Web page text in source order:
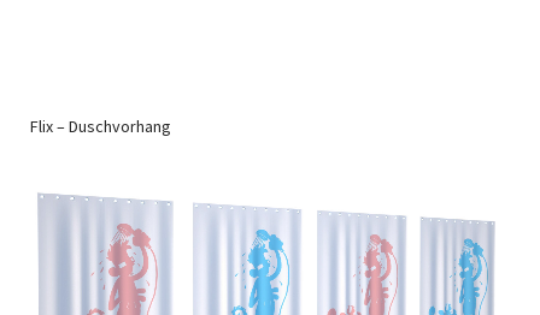
Flix – Duschvorhang